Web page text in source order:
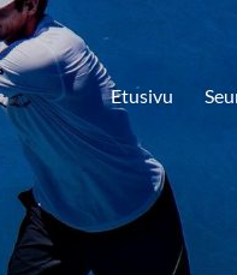
Etusivu